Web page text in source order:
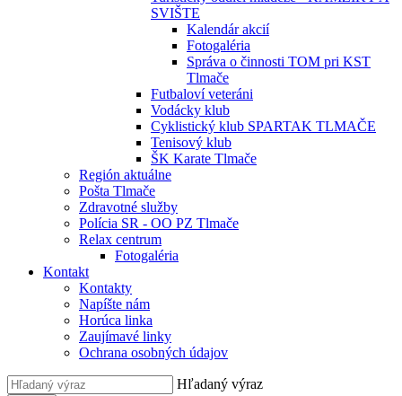
SVIŠTE
Kalendár akcií
Fotogaléria
Správa o činnosti TOM pri KST
Tlmače
Futbaloví veteráni
Vodácky klub
Cyklistický klub SPARTAK TLMAČE
Tenisový klub
ŠK Karate Tlmače
Región aktuálne
Pošta Tlmače
Zdravotné služby
Polícia SR - OO PZ Tlmače
Relax centrum
Fotogaléria
Kontakt
Kontakty
Napíšte nám
Horúca linka
Zaujímavé linky
Ochrana osobných údajov
Hľadaný výraz